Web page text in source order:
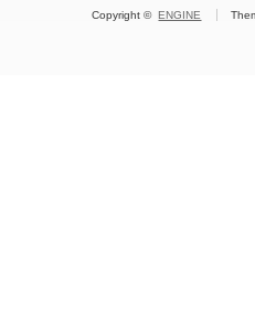
Copyright ©ENGINE